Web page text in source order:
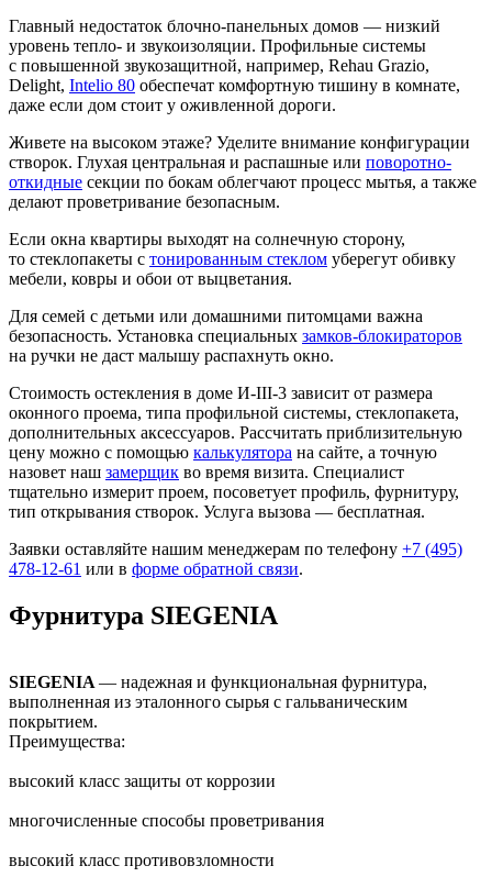
Главный недостаток блочно-панельных домов — низкий
уровень тепло- и звукоизоляции. Профильные системы
с повышенной звукозащитной, например, Rehau Grazio,
Delight, Intelio 80 обеспечат комфортную тишину в комнате,
даже если дом стоит у оживленной дороги.
Живете на высоком этаже? Уделите внимание конфигурации
створок. Глухая центральная и распашные или поворотно-
откидные секции по бокам облегчают процесс мытья, а также
делают проветривание безопасным.
Если окна квартиры выходят на солнечную сторону,
то стеклопакеты с тонированным стеклом уберегут обивку
мебели, ковры и обои от выцветания.
Для семей с детьми или домашними питомцами важна
безопасность. Установка специальных замков-блокираторов
на ручки не даст малышу распахнуть окно.
Стоимость остекления в доме И-III-3 зависит от размера
оконного проема, типа профильной системы, стеклопакета,
дополнительных аксессуаров. Рассчитать приблизительную
цену можно с помощью калькулятора на сайте, а точную
назовет наш замерщик во время визита. Специалист
тщательно измерит проем, посоветует профиль, фурнитуру,
тип открывания створок. Услуга вызова — бесплатная.
Заявки оставляйте нашим менеджерам по телефону +7 (495)
478-12-61 или в форме обратной связи.
Фурнитура SIEGENIA
SIEGENIA — надежная и функциональная фурнитура,
выполненная из эталонного сырья с гальваническим
покрытием.
Преимущества:
высокий класс защиты от коррозии
многочисленные способы проветривания
высокий класс противовзломности